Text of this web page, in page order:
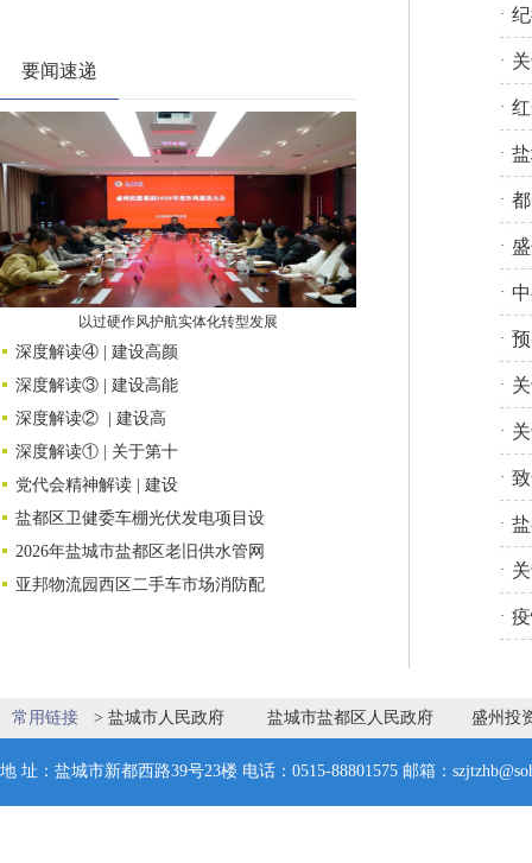
要闻速递
综合党支部开展沉浸式红色剧本研
深度解读④ | 建设高颜
深度解读③ | 建设高能
深度解读② | 建设高
深度解读① | 关于第十
党代会精神解读 | 建设
盐都区卫健委车棚光伏发电项目设
2026年盐城市盐都区老旧供水管网
亚邦物流园西区二手车市场消防配
·
·
·
·
·
·
·
·
·
·
·
·
·
·
常用链接 > 盐城市人民政府 盐城市盐都区人民政府 盛州投
地 址：盐城市新都西路39号23楼 电话：0515-88801575 邮箱：